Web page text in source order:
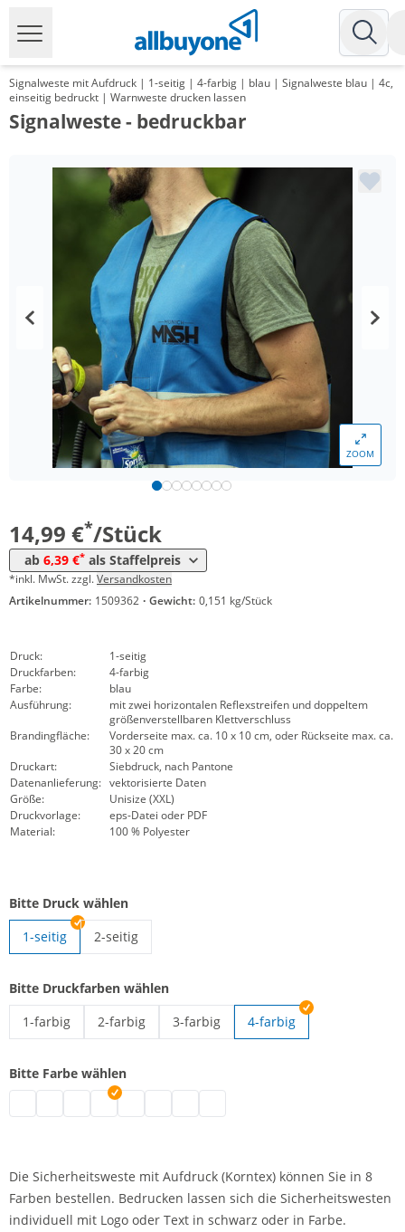
Signalweste mit Aufdruck | 1-seitig | 4-farbig | blau | Signalweste blau | 4c,
einseitig bedruckt | Warnweste drucken lassen
Signalweste - bedruckbar
ZOOM
14,99 €*/Stück
ab 6,39 €* als Staffelpreis
Preis
ab 100 Stück 8,29 €
ab 200 Stück 7,99 €
ab 300 Stück 7,49 €*
*inkl. MwSt. zzgl.Versandkosten
Artikelnummer: 1509362 · Gewicht: 0,151 kg/Stück
Druck:
1-seitig
Druckfarben:
4-farbig
Farbe:
blau
Ausführung:
mit zwei horizontalen Reflexstreifen und doppeltem
größenverstellbaren Klettverschluss
Brandingfläche:
Vorderseite max. ca. 10 x 10 cm, oder Rückseite max. ca.
30 x 20 cm
Druckart:
Siebdruck, nach Pantone
Datenanlieferung: vektorisierte Daten
Größe:
Unisize (XXL)
Druckvorlage:
eps-Datei oder PDF
Material:
100 % Polyester
Bitte Druck wählen
1-seitig
2-seitig
Bitte Druckfarben wählen
1-farbig
2-farbig
3-farbig
4-farbig
Bitte Farbe wählen
Signalweste mit Aufdruck | grau
Signalweste mit Aufdruck | schwarz
Signalweste mit Aufdruck | weiß
Signalweste mit Aufdruck | blau
Signalweste mit Aufdruck | grün
Die Sicherheitsweste mit Aufdruck (Korntex) können Sie in 8
Farben bestellen. Bedrucken lassen sich die Sicherheitswesten
individuell mit Logo oder Text in schwarz oder in Farbe.